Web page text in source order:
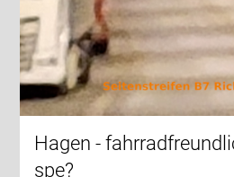
Hagen -
spe?